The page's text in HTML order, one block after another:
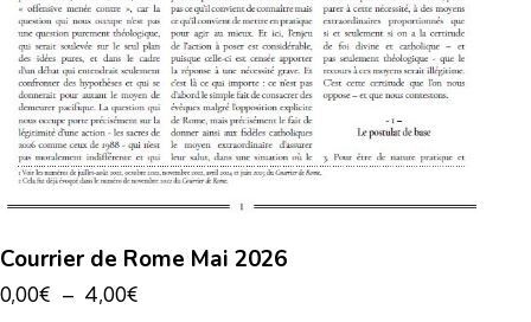
Courrier de Rome Mai 2026
0,00€ – 4,00€